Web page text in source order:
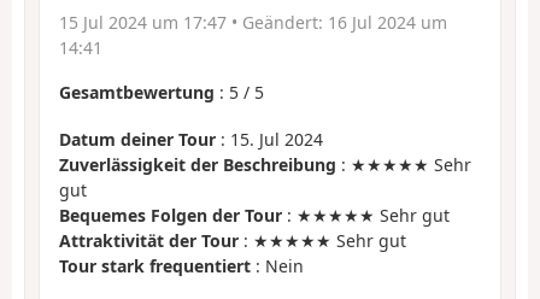
15 Jul 2024 um 17:47 • Geändert: 16 Jul 2024 um
14:41
Gesamtbewertung : 5 / 5
Datum deiner Tour : 15. Jul 2024
Zuverlässigkeit der Beschreibung : ★★★★★ Sehr
gut
Bequemes Folgen der Tour : ★★★★★ Sehr gut
Attraktivität der Tour : ★★★★★ Sehr gut
Tour stark frequentiert : Nein